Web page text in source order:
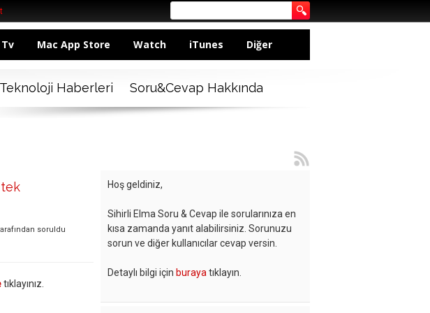
Mac App Store Watch iTunes Diğer
Teknoloji Haberleri Soru&Cevap Hakkında
soruldu
tıklayınız.
Hoş geldiniz,
Sihirli Elma Soru & Cevap ile sorularınıza en
kısa zamanda yanıt alabilirsiniz. Sorunuzu
sorun ve diğer kullanıcılar cevap versin.
Detaylı bilgi için buraya tıklayın.